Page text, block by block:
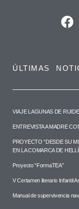
ÚLTIMAS
VIAJE LAGUNAS DE
ENTREVISTA A MADRE
PROYECTO “DESDE SU
EN LA COMARCA DE
Proyecto “FormaTEA”
V Certamen literario Infantil
Manual de supervivencia